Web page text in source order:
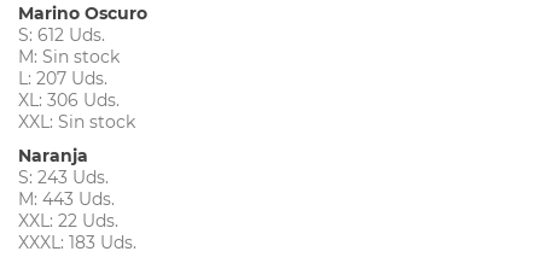
Marino Oscuro
S: 612 Uds.
M: Sin stock
L: 207 Uds.
XL: 306 Uds.
XXL: Sin stock
Naranja
S: 243 Uds.
M: 443 Uds.
XXL: 22 Uds.
XXXL: 183 Uds.